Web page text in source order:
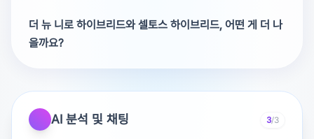
더 뉴 니로 하이브리드와 셀토스 하이브리드, 어떤 게 더 나
을까요?
주행감은셀토스가조금더단단한편이에요.
공간과유지비는비슷해서용도따라고르시면돼요.
AI 분석 및 채팅 3/3